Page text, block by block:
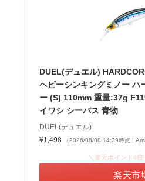
DUEL(デュエル)
ヘビーシンキングミノー ハ
ー (S) 110mm 重量:37g
イワシ シーバス 青物
DUEL(デュエル)
¥1,498
（2026/08/08 14:39時点 |
＼楽天ポイント4倍
楽天市